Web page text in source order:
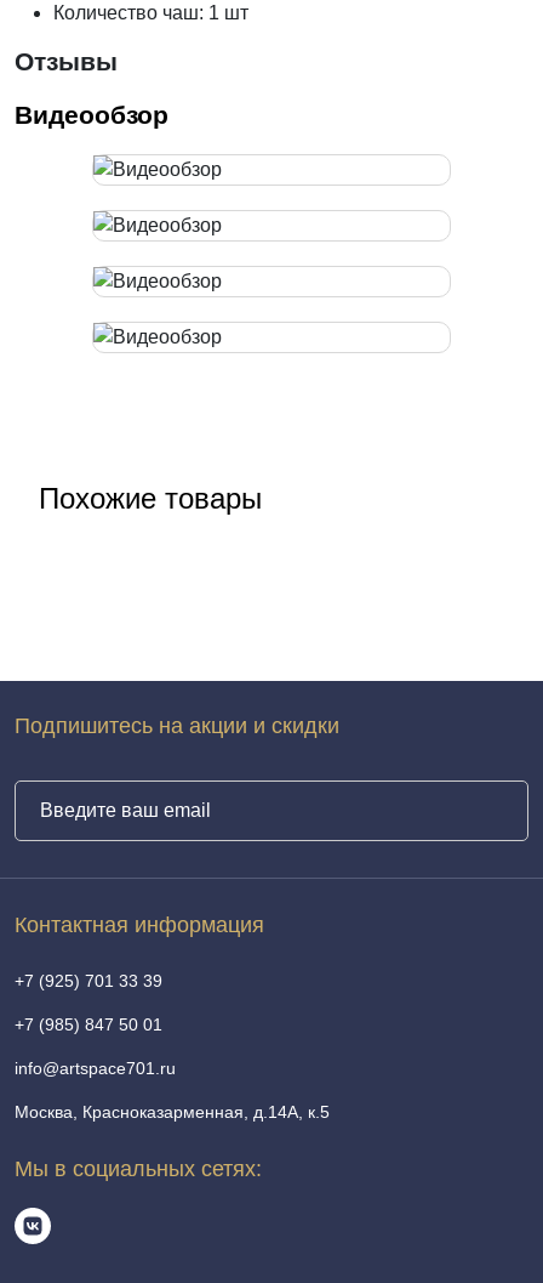
Количество чаш: 1 шт
Отзывы
Видеообзор
Похожие товары
Контактная информация
+7 (925) 701 33 39
+7 (985) 847 50 01
info@artspace701.ru
Москва, Красноказарменная, д.14А, к.5
Мы в социальных сетях:
Подпишитесь на акции и скидки